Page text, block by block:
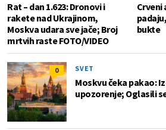
Rat – dan 1.623: Dronovi i
rakete nad Ukrajinom,
Moskva udara sve jače; Broj
mrtvih raste FOTO/VIDEO
Crveni
bukte
0 SVET
Moskvu čeka pakao:
upozorenje; Oglasili